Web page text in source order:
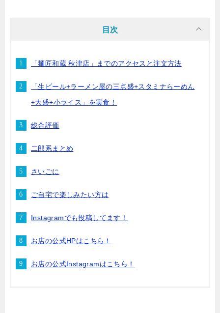
目次
「麺匠和蔵 秋津店」までのアクセスと注文方法
「生ビール+ラーメン屋の三点盛+スタミナらーめん
+大盛+小ライス」を実食！
総合評価
二郎系まとめ
さいごに
ご自宅で楽しみたい方は
Instagramでも投稿してます！
お店の公式HPはこちら！
お店の公式Instagramはこちら！